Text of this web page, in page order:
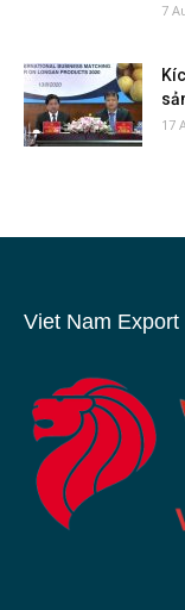
7
17
Viet Nam Export